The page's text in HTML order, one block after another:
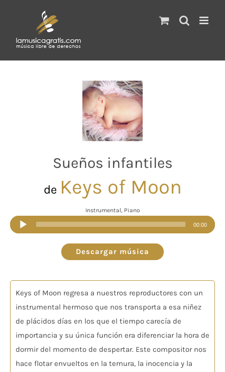
Sueños infantiles
de Keys of Moon
Instrumental, Piano
Reproductor
de
audio
00:00
Descargar música
Keys of Moon regresa a nuestros reproductores con un
instrumental hermoso que nos transporta a esa niñez
de plácidos días en los que el tiempo carecía de
importancia y su única función era diferenciar la hora de
dormir del momento de despertar. Este compositor nos
hace flotar envueltos en la ternura, la inocencia y la